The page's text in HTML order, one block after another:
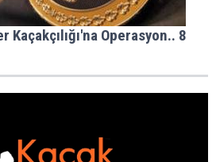
Kaçakçılığı'na Operasyon.. 8